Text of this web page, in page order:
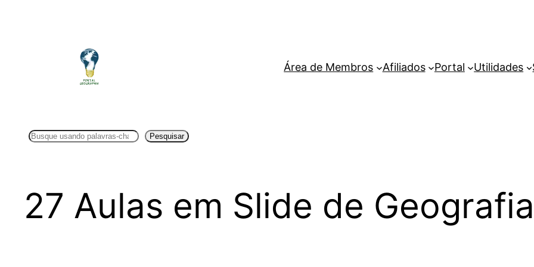
Área de Membros Afiliados Portal Utilidades
Pesquisar Pesquisar
27 Aulas em Slide de Geografia